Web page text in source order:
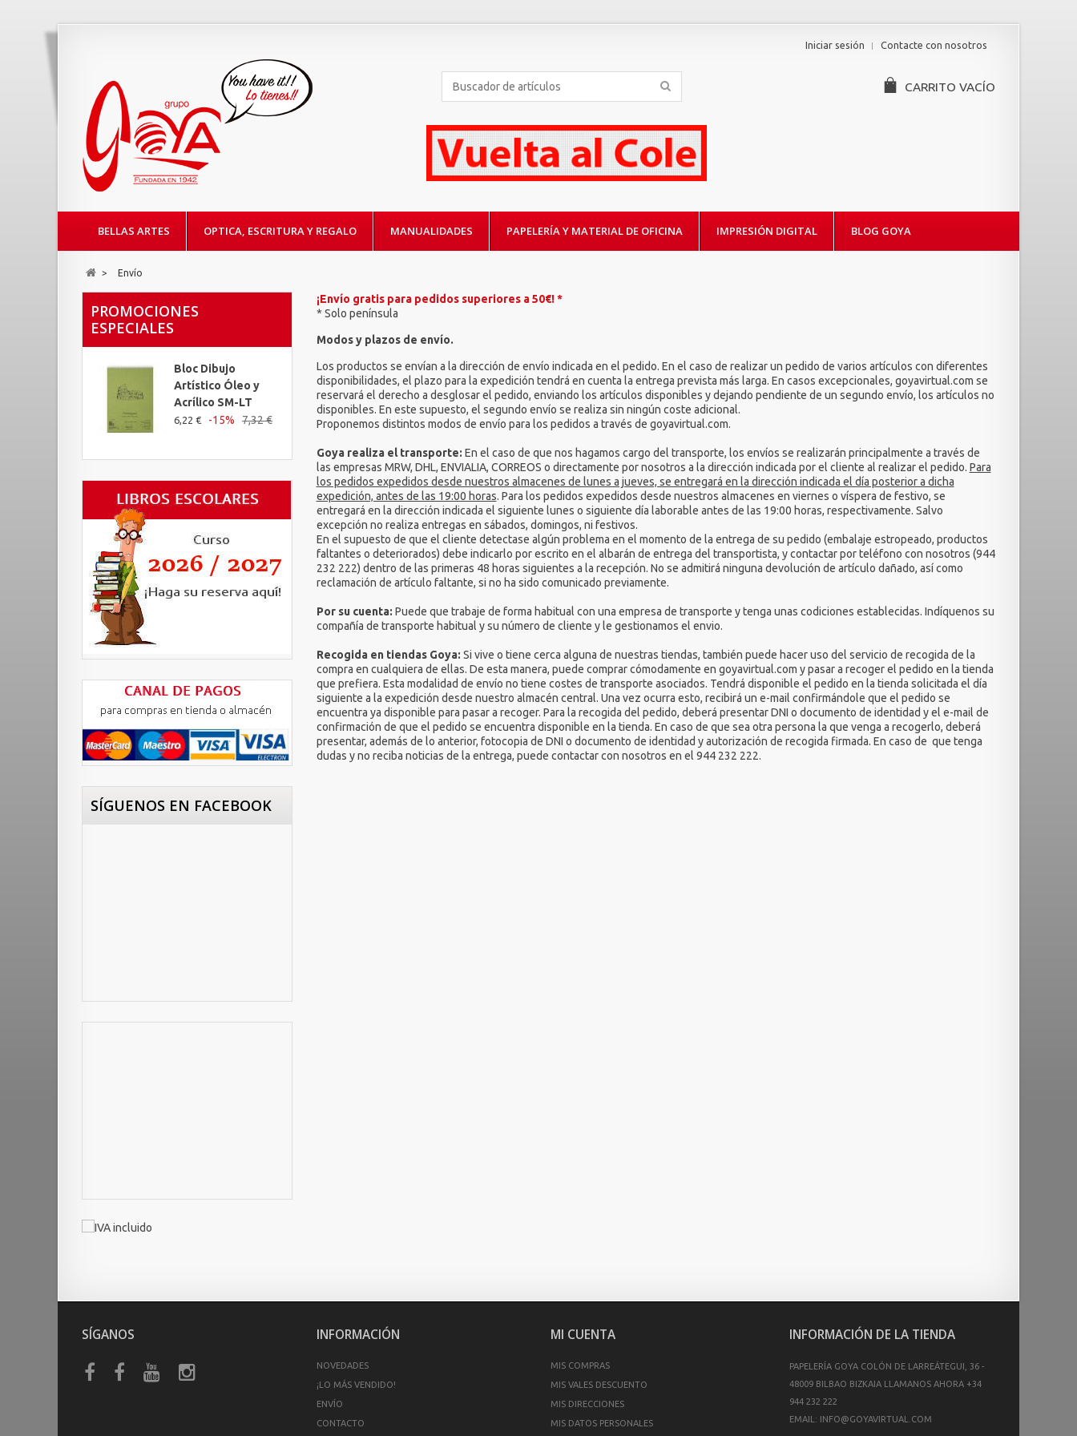
Contacte con nosotros
Iniciar sesión
CARRITO VACÍO
BELLAS ARTES OPTICA, ESCRITURA Y REGALO MANUALIDADES PAPELERÍA Y MATERIAL DE OFICINA IMPRESIÓN DIGITAL BLOG GOYA
> Envío
PROMOCIONES
ESPECIALES
Bloc Dibujo
Artístico Óleo y
Acrílico SM-LT
6,22 € -15% 7,32 €
SÍGUENOS EN FACEBOOK
¡Envío gratis para pedidos superiores a 50€! *
* Solo península
Modos y plazos de envío.
Los productos se envían a la dirección de envío indicada en el pedido. En el caso de realizar un pedido de varios artículos con diferentes
disponibilidades, el plazo para la expedición tendrá en cuenta la entrega prevista más larga. En casos excepcionales, goyavirtual.com se
reservará el derecho a desglosar el pedido, enviando los artículos disponibles y dejando pendiente de un segundo envío, los artículos no
disponibles. En este supuesto, el segundo envío se realiza sin ningún coste adicional.
Proponemos distintos modos de envío para los pedidos a través de goyavirtual.com.
Goya realiza el transporte: En el caso de que nos hagamos cargo del transporte, los envíos se realizarán principalmente a través de
las empresas MRW, DHL, ENVIALIA, CORREOS o directamente por nosotros a la dirección indicada por el cliente al realizar el pedido. Para
los pedidos expedidos desde nuestros almacenes de lunes a jueves, se entregará en la dirección indicada el día posterior a dicha
expedición, antes de las 19:00 horas. Para los pedidos expedidos desde nuestros almacenes en viernes o víspera de festivo, se
entregará en la dirección indicada el siguiente lunes o siguiente día laborable antes de las 19:00 horas, respectivamente. Salvo
excepción no realiza entregas en sábados, domingos, ni festivos.
En el supuesto de que el cliente detectase algún problema en el momento de la entrega de su pedido (embalaje estropeado, productos
faltantes o deteriorados) debe indicarlo por escrito en el albarán de entrega del transportista, y contactar por teléfono con nosotros (944
232 222) dentro de las primeras 48 horas siguientes a la recepción. No se admitirá ninguna devolución de artículo dañado, así como
reclamación de artículo faltante, si no ha sido comunicado previamente.
Por su cuenta: Puede que trabaje de forma habitual con una empresa de transporte y tenga unas codiciones establecidas. Indíquenos su
compañía de transporte habitual y su número de cliente y le gestionamos el envio.
Recogida en tiendas Goya: Si vive o tiene cerca alguna de nuestras tiendas, también puede hacer uso del servicio de recogida de la
compra en cualquiera de ellas. De esta manera, puede comprar cómodamente en goyavirtual.com y pasar a recoger el pedido en la tienda
que prefiera. Esta modalidad de envío no tiene costes de transporte asociados. Tendrá disponible el pedido en la tienda solicitada el día
siguiente a la expedición desde nuestro almacén central. Una vez ocurra esto, recibirá un e-mail confirmándole que el pedido se
encuentra ya disponible para pasar a recoger. Para la recogida del pedido, deberá presentar DNI o documento de identidad y el e-mail de
confirmación de que el pedido se encuentra disponible en la tienda. En caso de que sea otra persona la que venga a recogerlo, deberá
presentar, además de lo anterior, fotocopia de DNI o documento de identidad y autorización de recogida firmada. En caso de que tenga
dudas y no reciba noticias de la entrega, puede contactar con nosotros en el 944 232 222.
SÍGANOS INFORMACIÓN
NOVEDADES
¡LO MÁS VENDIDO!
ENVÍO
CONTACTO
MI CUENTA
MIS COMPRAS
MIS VALES DESCUENTO
MIS DIRECCIONES
MIS DATOS PERSONALES
INFORMACIÓN DE LA TIENDA
PAPELERÍA GOYA COLÓN DE LARREÁTEGUI, 36 -
48009 BILBAO BIZKAIA LLAMANOS AHORA +34
944 232 222
EMAIL: INFO@GOYAVIRTUAL.COM